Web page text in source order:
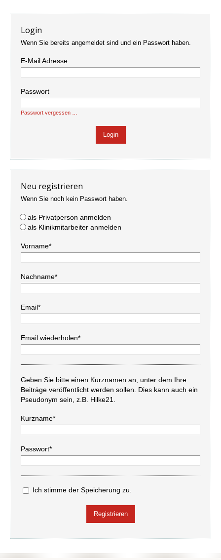
Login
Wenn Sie bereits angemeldet sind und ein Passwort haben.
E-Mail Adresse
Passwort
Passwort vergessen …
Neu registrieren
Wenn Sie noch kein Passwort haben.
als Privatperson anmelden
als Klinikmitarbeiter anmelden
Vorname*
Nachname*
Email*
Email wiederholen*
Geben Sie bitte einen Kurznamen an, unter dem Ihre
Beiträge veröffentlicht werden sollen. Dies kann auch ein
Pseudonym sein, z.B. Hilke21.
Kurzname*
Passwort*
Ich stimme der Speicherung zu.